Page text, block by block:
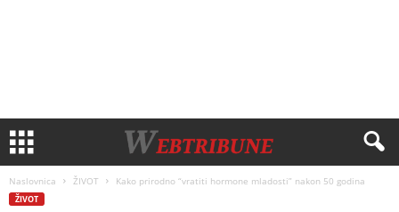
Naslovnica ŽIVOT Kako prirodno “vratiti hormone mladosti” nakon 50 godina
ŽIVOT